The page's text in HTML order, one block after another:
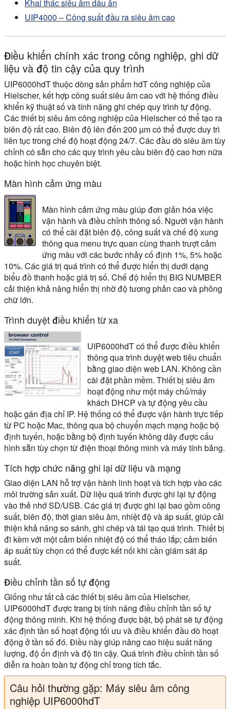
Khai thác siêu âm dầu ăn
UIP4000 – Công suất đầu ra siêu âm cao
Điều khiển chính xác trong công nghiệp, ghi dữ
liệu và độ tin cậy của quy trình
UIP6000hdT thuộc dòng sản phẩm hdT công nghiệp của
Hielscher, kết hợp công suất siêu âm cao với hệ thống điều
khiển kỹ thuật số và tính năng ghi chép quy trình tự động.
Các thiết bị siêu âm công nghiệp của Hielscher có thể tạo ra
biên độ rất cao. Biên độ lên đến 200 µm có thể được duy trì
liên tục trong chế độ hoạt động 24/7. Các đầu dò siêu âm tùy
chỉnh có sẵn cho các quy trình yêu cầu biên độ cao hơn nữa
hoặc hình học chuyên biệt.
Màn hình cảm ứng màu
Màn hình cảm ứng màu giúp đơn giản hóa việc
vận hành và điều chỉnh thông số. Người vận hành
có thể cài đặt biên độ, công suất và chế độ xung
thông qua menu trực quan cùng thanh trượt cảm
ứng màu với các bước nhảy cố định 1%, 5% hoặc
10%. Các giá trị quá trình có thể được hiển thị dưới dạng
biểu đồ thanh hoặc giá trị số. Chế độ hiển thị BIG NUMBER
cải thiện khả năng hiển thị nhờ độ tương phản cao và phông
chữ lớn.
Trình duyệt điều khiển từ xa
UIP6000hdT có thể được điều khiển
thông qua trình duyệt web tiêu chuẩn
bằng giao diện web LAN. Không cần
cài đặt phần mềm. Thiết bị siêu âm
hoạt động như một máy chủ/máy
khách DHCP và tự động yêu cầu
hoặc gán địa chỉ IP. Hệ thống có thể được vận hành trực tiếp
từ PC hoặc Mac, thông qua bộ chuyển mạch mạng hoặc bộ
định tuyến, hoặc bằng bộ định tuyến không dây được cấu
hình sẵn tùy chọn từ điện thoại thông minh và máy tính bảng.
Tích hợp chức năng ghi lại dữ liệu và mạng
Giao diện LAN hỗ trợ vận hành linh hoạt và tích hợp vào các
môi trường sản xuất. Dữ liệu quá trình được ghi lại tự động
vào thẻ nhớ SD/USB. Các giá trị được ghi lại bao gồm công
suất, biên độ, thời gian siêu âm, nhiệt độ và áp suất, giúp cải
thiện khả năng so sánh, ghi chép và tái tạo quá trình. Thiết bị
đi kèm với một cảm biến nhiệt độ có thể tháo lắp; cảm biến
áp suất tùy chọn có thể được kết nối khi cần giám sát áp
suất.
Điều chỉnh tần số tự động
Giống như tất cả các thiết bị siêu âm của Hielscher,
UIP6000hdT được trang bị tính năng điều chỉnh tần số tự
động thông minh. Khi hệ thống được bật, bộ phát sẽ tự động
xác định tần số hoạt động tối ưu và điều khiển đầu dò hoạt
động ở tần số đó. Điều này giúp nâng cao hiệu suất năng
lượng, độ ổn định và độ tin cậy. Quá trình điều chỉnh tần số
diễn ra hoàn toàn tự động chỉ trong tích tắc.
Câu hỏi thường gặp: Máy siêu âm công
nghiệp UIP6000hdT